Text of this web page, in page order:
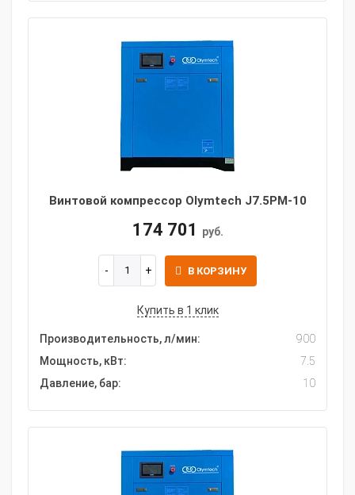
Винтовой компрессор Olymtech J7.5PM-10
174 701 руб.
В КОРЗИНУ
Купить в 1 клик
Производительность, л/мин:
900
Мощность, кВт:
7.5
Давление, бар:
10